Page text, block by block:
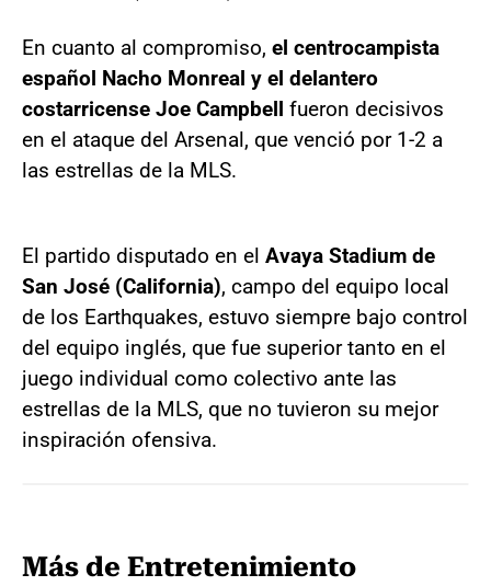
En cuanto al compromiso, el centrocampista
español Nacho Monreal y el delantero
costarricense Joe Campbell fueron decisivos
en el ataque del Arsenal, que venció por 1-2 a
las estrellas de la MLS.
El partido disputado en el Avaya Stadium de
San José (California), campo del equipo local
de los Earthquakes, estuvo siempre bajo control
del equipo inglés, que fue superior tanto en el
juego individual como colectivo ante las
estrellas de la MLS, que no tuvieron su mejor
inspiración ofensiva.
Más de Entretenimiento